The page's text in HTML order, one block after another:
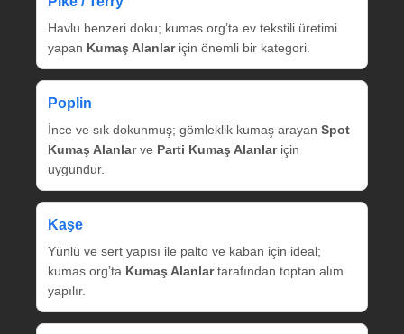
Havlu benzeri doku; kumas.org’ta ev tekstili üretimi
yapan Kumaş Alanlariçin önemli bir kategori.
Poplin
İnce ve sık dokunmuş; gömleklik kumaş arayan Spot
Kumaş Alanlarve Parti Kumaş Alanlariçin
uygundur.
Kaşe
Yünlü ve sert yapısı ile palto ve kaban için ideal;
kumas.org’ta Kumaş Alanlartarafından toptan alım
yapılır.